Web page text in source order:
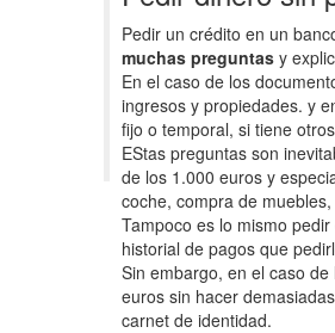
Pedir un crédito en un
muchas preguntas y
En el caso de los
ingresos y propiedades. y
fijo o temporal, si tiene
EStas preguntas son
de los 1.000 euros y
coche, compra de muebles,
Tampoco es lo mismo
historial de pagos que
Sin embargo, en el caso
euros sin hacer
carnet de identidad.